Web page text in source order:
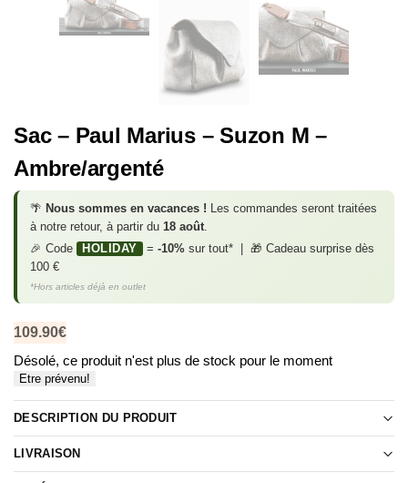
Sac – Paul Marius – Suzon M –
Ambre/argenté
🌴 Nous sommes en vacances ! Les commandes seront traitées
à notre retour, à partir du 18 août
🎉 Code
HOLIDAY = -10%sur tout* | 🎁 Cadeau surprise dès
100 €
*Hors articles déjà en outlet
109.90€
Désolé, ce produit n'est plus de stock pour le moment
Etre prévenu!
DESCRIPTION DU PRODUIT
LIVRAISON